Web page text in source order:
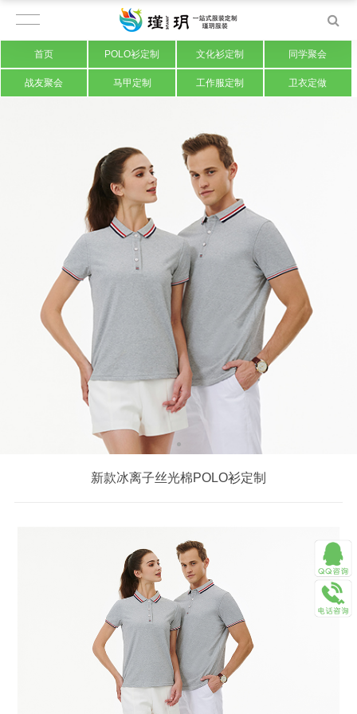
首页 POLO衫定制 文化衫定制 同学聚会
战友聚会 马甲定制 工作服定制 卫衣定做
新款冰离子丝光棉POLO衫定制